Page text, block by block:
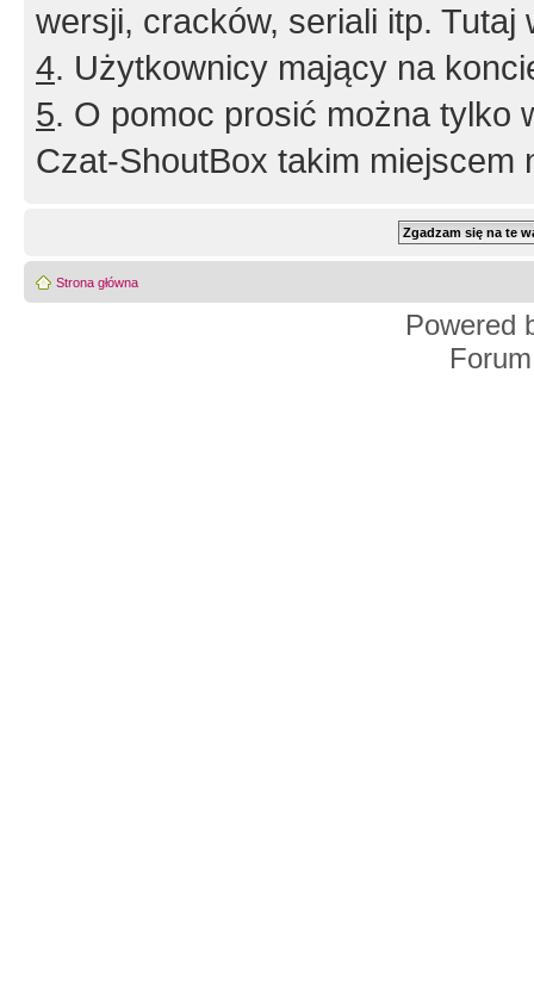
wersji, cracków, seriali itp. Tutaj
4. Użytkownicy mający na
5. O pomoc prosić można tylko
Czat-ShoutBox takim miejscem
Strona główna
Powered